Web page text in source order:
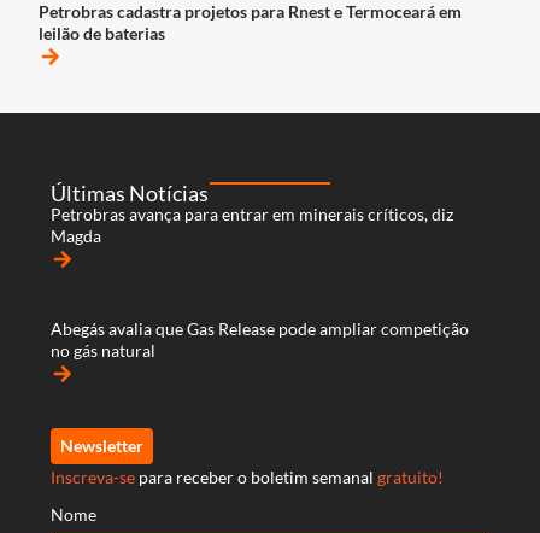
Petrobras cadastra projetos para Rnest e Termoceará em
leilão de baterias
arrow_forward
Últimas Notícias
Petrobras avança para entrar em minerais críticos, diz
Magda
arrow_forward
Abegás avalia que Gas Release pode ampliar competição
no gás natural
arrow_forward
Newsletter
Inscreva-se para receber o boletim semanal gratuito!
Nome